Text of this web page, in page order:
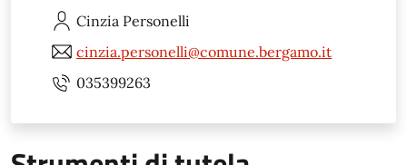
Cinzia Personelli
cinzia.personelli@comune.bergamo.it
035399263